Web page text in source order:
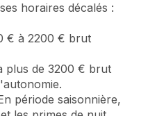
horaires décalés :
€ à 2200 € brut
plus de 3200 € brut
période saisonnière,